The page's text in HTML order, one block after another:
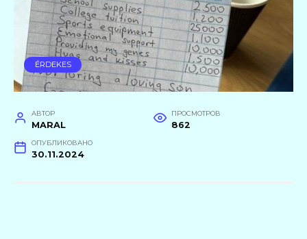
ÉRDEKES
АВТОР
MARAL
ПРОСМОТРОВ
862
ОПУБЛИКОВАНО
30.11.2024